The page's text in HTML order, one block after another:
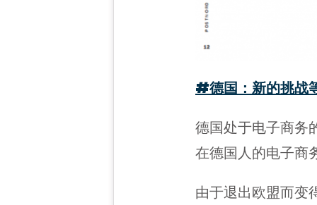
#德国：新的挑战
德国处于电子商务
在德国人的电子商
由于退出欧盟而变